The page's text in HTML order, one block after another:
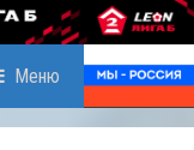
Меню